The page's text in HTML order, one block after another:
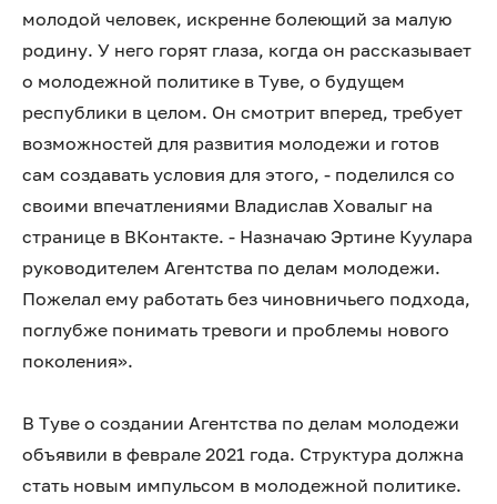
молодой человек, искренне болеющий за малую
родину. У него горят глаза, когда он рассказывает
о молодежной политике в Туве, о будущем
республики в целом. Он смотрит вперед, требует
возможностей для развития молодежи и готов
сам создавать условия для этого, - поделился со
своими впечатлениями Владислав Ховалыг на
странице в ВКонтакте. - Назначаю Эртине Куулара
руководителем Агентства по делам молодежи.
Пожелал ему работать без чиновничьего подхода,
поглубже понимать тревоги и проблемы нового
поколения».
В Туве о создании Агентства по делам молодежи
объявили в феврале 2021 года. Структура должна
стать новым импульсом в молодежной политике.